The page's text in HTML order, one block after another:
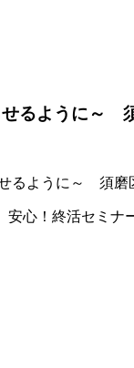
るように～
心！終活セミ